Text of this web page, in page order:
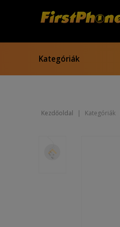
Kategóriák
Kezdőoldal | Kategóriák